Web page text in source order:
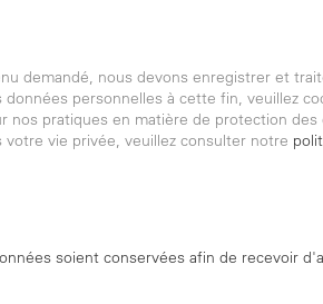
demandé, nous devons enregistrer et
personnelles à cette fin, veuillez
nos pratiques en matière de protection
vie privée, veuillez consulter notre
soient conservées afin de recevoir